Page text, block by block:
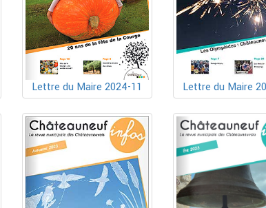
Lettre du Maire 2024-11 Lettre du Maire